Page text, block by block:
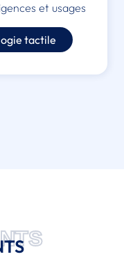
et usages
tactile